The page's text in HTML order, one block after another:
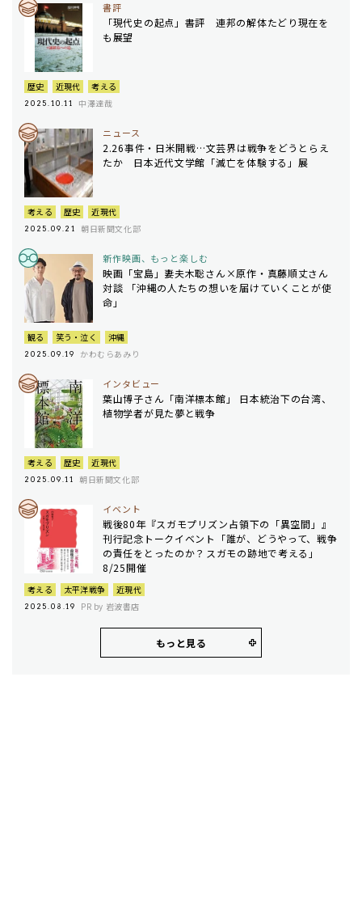
書評
「現代史の起点」書評 連邦の解体たどり現在を
も展望
歴史 近現代 考える
2025.10.11 中澤達哉
ニュース
2.26事件・日米開戦…文芸界は戦争をどうとらえ
たか 日本近代文学館「滅亡を体験する」展
考える 歴史 近現代
2025.09.21 朝日新聞文化部
新作映画、もっと楽しむ
映画「宝島」妻夫木聡さん×原作・真藤順丈さん
対談 「沖縄の人たちの想いを届けていくことが使
命」
観る 笑う・泣く 沖縄
2025.09.19 かわむらあみり
インタビュー
葉山博子さん「南洋標本館」 日本統治下の台湾、
植物学者が見た夢と戦争
考える 歴史 近現代
2025.09.11 朝日新聞文化部
イベント
戦後80年『スガモプリズン――占領下の「異空間」』
刊行記念トークイベント「誰が、どうやって、戦争
の責任をとったのか？――スガモの跡地で考える」
8/25開催
考える 太平洋戦争 近現代
2025.08.19 PR by 岩波書店
もっと見る